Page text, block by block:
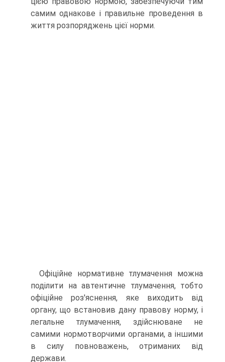
самим однакове і правильне проведення в
життя розпоряджень цієї норми.
Офіційне нормативне тлумачення можна
поділити на автентичне тлумачення, тобто
офіційне роз'яснення, яке виходить від
органу, що встановив дану правову норму, і
легальне тлумачення, здійснюване не
самими нормотворчими органами, а іншими
в силу повноважень, отриманих від
держави.